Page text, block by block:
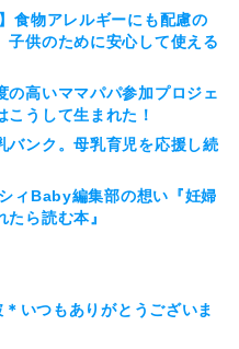
食物アレルギーにも配慮の
子供のために安心して使える
の高いママパパ参加プロジェ
うして生まれた！
バンク。母乳育児を応援し続
ィBaby編集部の想い『妊婦
ら読む本』
いつもありがとうございま